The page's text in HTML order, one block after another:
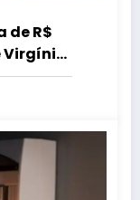
de R$
Virgínia